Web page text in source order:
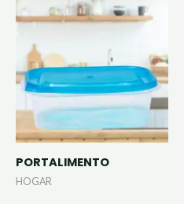
PORTALIMENTO
HOGAR